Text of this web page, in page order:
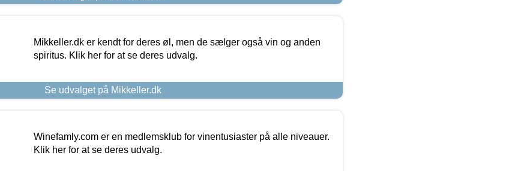
Mikkeller.dk er kendt for deres øl, men de sælger også vin og anden
spiritus. Klik her for at se deres udvalg.
Se udvalget på Mikkeller.dk
Winefamly.com er en medlemsklub for vinentusiaster på alle niveauer.
Klik her for at se deres udvalg.